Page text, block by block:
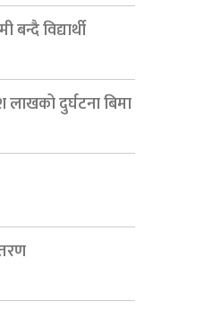
विद्यार्थी
दुर्घटना बिमा